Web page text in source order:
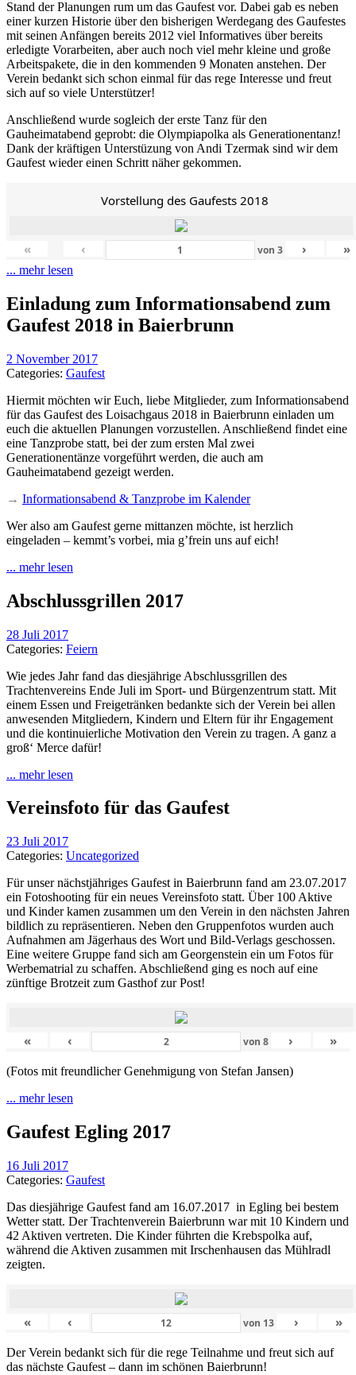
Stand der Planungen rum um das Gaufest vor. Dabei gab es neben
einer kurzen Historie über den bisherigen Werdegang des Gaufestes
mit seinen Anfängen bereits 2012 viel Informatives über bereits
erledigte Vorarbeiten, aber auch noch viel mehr kleine und große
Arbeitspakete, die in den kommenden 9 Monaten anstehen. Der
Verein bedankt sich schon einmal für das rege Interesse und freut
sich auf so viele Unterstützer!
Anschließend wurde sogleich der erste Tanz für den
Gauheimatabend geprobt: die Olympiapolka als Generationentanz!
Dank der kräftigen Unterstüzung von Andi Tzermak sind wir dem
Gaufest wieder einen Schritt näher gekommen.
Vorstellung des Gaufests 2018
« ‹ von 3 › »
... mehr lesen
Einladung zum Informationsabend zum
Gaufest 2018 in Baierbrunn
2 November 2017
Categories: Gaufest
Hiermit möchten wir Euch, liebe Mitglieder, zum Informationsabend
für das Gaufest des Loisachgaus 2018 in Baierbrunn einladen um
euch die aktuellen Planungen vorzustellen. Anschließend findet eine
eine Tanzprobe statt, bei der zum ersten Mal zwei
Generationentänze vorgeführt werden, die auch am
Gauheimatabend gezeigt werden.
→ Informationsabend & Tanzprobe im Kalender
Wer also am Gaufest gerne mittanzen möchte, ist herzlich
eingeladen – kemmt’s vorbei, mia g’frein uns auf eich!
... mehr lesen
Abschlussgrillen 2017
28 Juli 2017
Categories: Feiern
Wie jedes Jahr fand das diesjährige Abschlussgrillen des
Trachtenvereins Ende Juli im Sport- und Bürgenzentrum statt. Mit
einem Essen und Freigetränken bedankte sich der Verein bei allen
anwesenden Mitgliedern, Kindern und Eltern für ihr Engagement
und die kontinuierliche Motivation den Verein zu tragen. A ganz a
groß‘ Merce dafür!
... mehr lesen
Vereinsfoto für das Gaufest
23 Juli 2017
Categories: Uncategorized
Für unser nächstjähriges Gaufest in Baierbrunn fand am 23.07.2017
ein Fotoshooting für ein neues Vereinsfoto statt. Über 100 Aktive
und Kinder kamen zusammen um den Verein in den nächsten Jahren
bildlich zu repräsentieren. Neben den Gruppenfotos wurden auch
Aufnahmen am Jägerhaus des Wort und Bild-Verlags geschossen.
Eine weitere Gruppe fand sich am Georgenstein ein um Fotos für
Werbematrial zu schaffen. Abschließend ging es noch auf eine
zünftige Brotzeit zum Gasthof zur Post!
« ‹ von8 › »
(Fotos mit freundlicher Genehmigung von Stefan Jansen)
... mehr lesen
Gaufest Egling 2017
16 Juli 2017
Categories: Gaufest
Das diesjährige Gaufest fand am 16.07.2017 in Egling bei bestem
Wetter statt. Der Trachtenverein Baierbrunn war mit 10 Kindern und
42 Aktiven vertreten. Die Kinder führten die Krebspolka auf,
während die Aktiven zusammen mit Irschenhausen das Mühlradl
zeigten.
« ‹ von 13 › »
Der Verein bedankt sich für die rege Teilnahme und freut sich auf
das nächste Gaufest – dann im schönen Baierbrunn!